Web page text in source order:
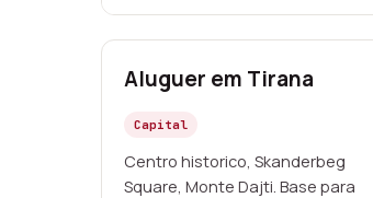
Aluguer em Tirana
Capital
Centro historico, Skanderbeg
Square, Monte Dajti. Base para